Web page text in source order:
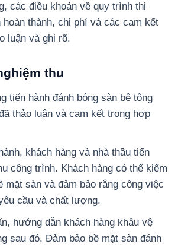
các điều khoản về quy trình thi
thành, chi phí và các cam kết
luận và ghi rõ.
thu
tiến hành đánh bóng sàn bê tông
thảo luận và cam kết trong hợp
khách hàng và nhà thầu tiến
công trình. Khách hàng có thể kiểm
mặt sàn và đảm bảo rằng công việc
cầu và chất lượng.
hướng dẫn khách hàng khâu vệ
sau đó. Đảm bảo bề mặt sàn đánh